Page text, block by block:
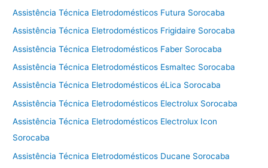
Assistência Técnica Eletrodomésticos Futura Sorocaba
Assistência Técnica Eletrodomésticos Frigidaire Sorocaba
Assistência Técnica Eletrodomésticos Faber Sorocaba
Assistência Técnica Eletrodomésticos Esmaltec Sorocaba
Assistência Técnica Eletrodomésticos éLica Sorocaba
Assistência Técnica Eletrodomésticos Electrolux Sorocaba
Assistência Técnica Eletrodomésticos Electrolux Icon
Sorocaba
Assistência Técnica Eletrodomésticos Ducane Sorocaba